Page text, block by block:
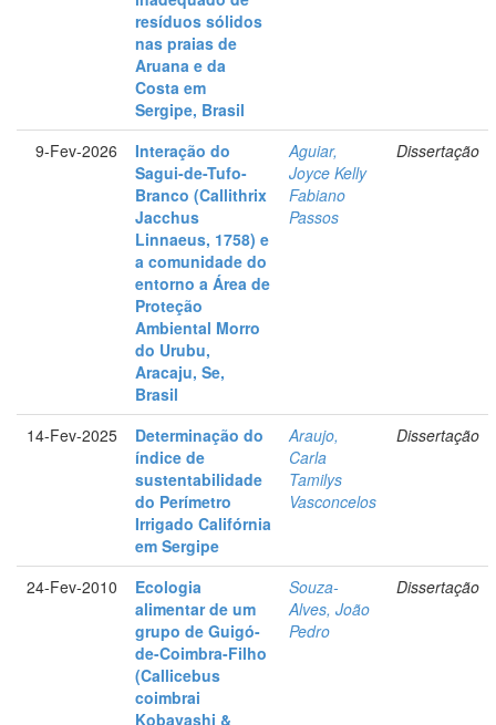
resíduos sólidos
nas praias de
Aruana e da
Costa em
Sergipe, Brasil
9-Fev-2026
Interação do
Sagui-de-Tufo-
Branco (Callithrix
Jacchus
Linnaeus, 1758) e
a comunidade do
entorno a Área de
Proteção
Ambiental Morro
do Urubu,
Aracaju, Se,
Brasil
Aguiar,
Joyce Kelly
Fabiano
Passos
Dissertação
14-Fev-2025
Determinação do
índice de
sustentabilidade
do Perímetro
Irrigado Califórnia
em Sergipe
Araujo,
Carla
Tamilys
Vasconcelos
Dissertação
24-Fev-2010
Ecologia
alimentar de um
grupo de Guigó-
de-Coimbra-Filho
(Callicebus
coimbrai
Kobayashi &
Souza-
Alves, João
Pedro
Dissertação